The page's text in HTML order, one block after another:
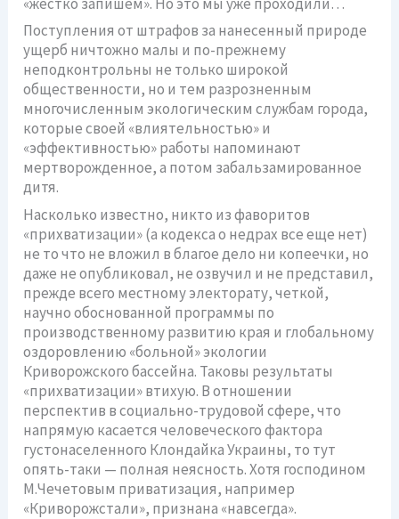
Поступления от штрафов за нанесенный природе
ущерб ничтожно малы и по-прежнему
неподконтрольны не только широкой
общественности, но и тем разрозненным
многочисленным экологическим службам города,
которые своей «влиятельностью» и
«эффективностью» работы напоминают
мертворожденное, а потом забальзамированное
дитя.
Насколько известно, никто из фаворитов
«прихватизации» (а кодекса о недрах все еще нет)
не то что не вложил в благое дело ни копеечки, но
даже не опубликовал, не озвучил и не представил,
прежде всего местному электорату, четкой,
научно обоснованной программы по
производственному развитию края и глобальному
оздоровлению «больной» экологии
Криворожского бассейна. Таковы результаты
«прихватизации» втихую. В отношении
перспектив в социально-трудовой сфере, что
напрямую касается человеческого фактора
густонаселенного Клондайка Украины, то тут
опять-таки — полная неясность. Хотя господином
М.Чечетовым приватизация, например
«Криворожстали», признана «навсегда».